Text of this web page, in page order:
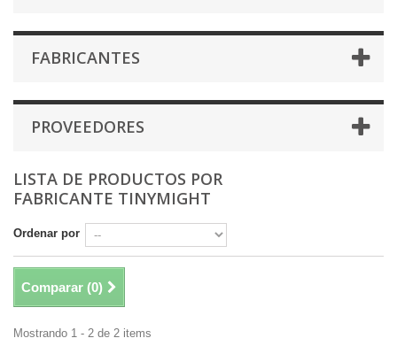
FABRICANTES
PROVEEDORES
LISTA DE PRODUCTOS POR
FABRICANTE TINYMIGHT
Ordenar por
Comparar (0)
Mostrando 1 - 2 de 2 items